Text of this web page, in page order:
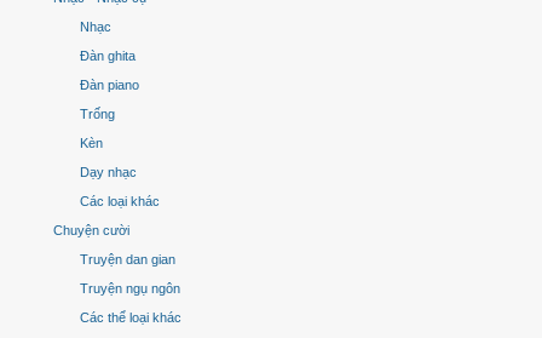
Nhạc
Đàn ghita
Đàn piano
Trống
Kèn
Dạy nhạc
Các loại khác
Chuyện cười
Truyện dan gian
Truyện ngụ ngôn
Các thể loại khác